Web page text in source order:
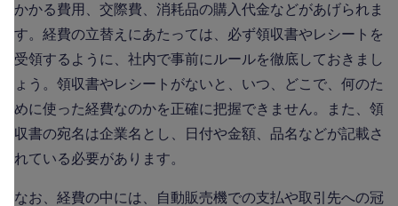
かかる費用、交際費、消耗品の購入代金などがあげられま
す。経費の立替えにあたっては、必ず領収書やレシートを
受領するように、社内で事前にルールを徹底しておきまし
ょう。領収書やレシートがないと、いつ、どこで、何のた
めに使った経費なのかを正確に把握できません。また、領
収書の宛名は企業名とし、日付や金額、品名などが記載さ
れている必要があります。
なお、経費の中には、自動販売機での支払や取引先への冠